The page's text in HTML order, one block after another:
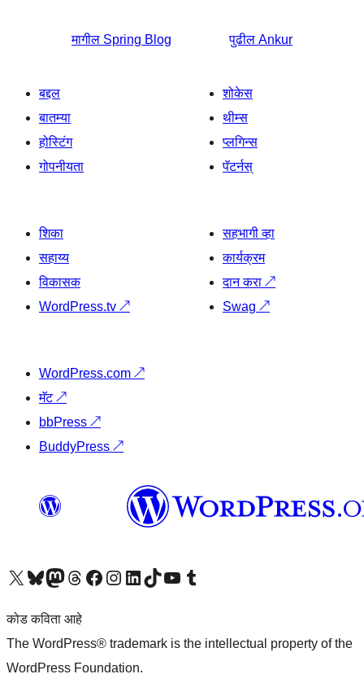
मागील Spring Blog पुढील Ankur
बद्दल
बातम्या
होस्टिंग
गोपनीयता
शोकेस
थीम्स
प्लगिन्स
पॅटर्नस्
शिका
सहाय्य
विकासक
WordPress.tv ↗
सहभागी व्हा
कार्यक्रम
दान करा ↗
Swag ↗
WordPress.com ↗
मॅट↗
bbPress ↗
BuddyPress ↗
आमच्या X (एक्स) (पूर्वीचे ट्विटर) खात्याला भेट द्या आमच्या ब्लूस्की खात्याला भेट द्या.आमच्या Mastodon खात्याला भेट द्या.आमच्या थ्रेड्स खात्याला भेट द्या. आमच्या फेसबुक पेजला भेट द्या आमच्या इंस्टाग्राम खात्याला भेट द्या आमच्या लिंक्डइन खात्याला भेट द्या आमच्या टिकटॉक अकाउंटला भेट द्या.आमच्या यूट्यूब चॅनेलला भेट द्या आमच्या टंबलर खात्याला भेट द्या.
कोड कविता आहे
The WordPress® trademark is the intellectual property of the
WordPress Foundation.